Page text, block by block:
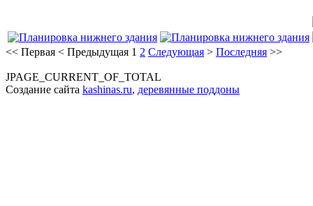
<< Первая < Предыдущая 1 2 Следующая > Последняя >>
JPAGE_CURRENT_OF_TOTAL
Создание сайта kashinas.ru, деревянные поддоны